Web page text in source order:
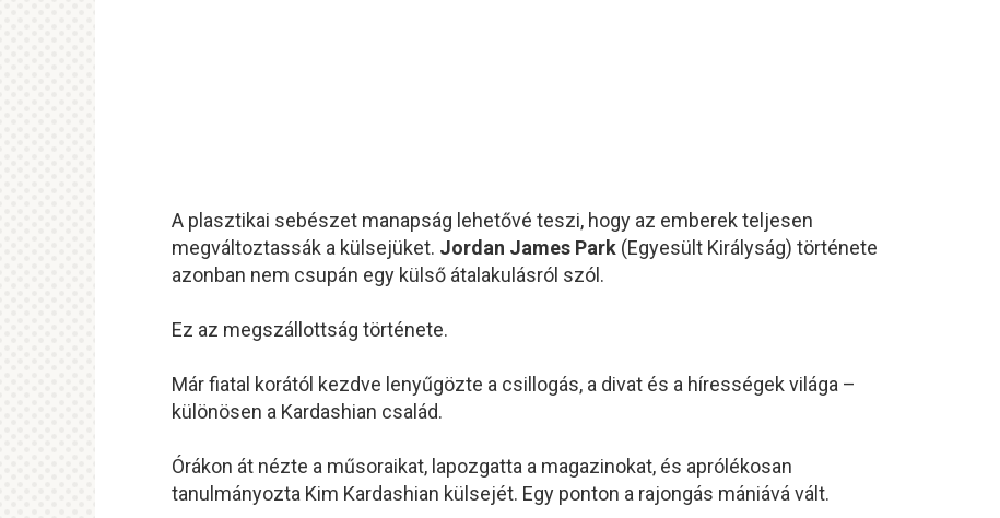
A plasztikai sebészet manapság lehetővé teszi, hogy az emberek teljesen
megváltoztassák a külsejüket. Jordan James Park (Egyesült Királyság) története
azonban nem csupán egy külső átalakulásról szól.
Ez az megszállottság története.
Márfiatal korától kezdve lenyűgözte a csillogás, a divat és a hírességek világa –
különösen a Kardashian család.
Órákon át nézte a műsoraikat, lapozgatta a magazinokat, és aprólékosan
tanulmányozta Kim Kardashian külsejét. Egy ponton a rajongás mániává vált.